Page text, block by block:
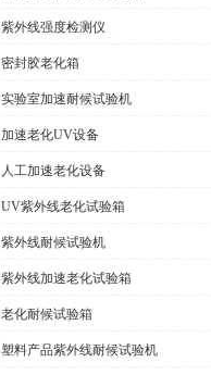
紫外线强度检测仪
密封胶老化箱
实验室加速耐候试验机
加速老化UV设备
人工加速老化设备
UV紫外线老化试验箱
紫外线耐候试验机
紫外线加速老化试验箱
老化耐候试验箱
塑料产品紫外线耐候试验机